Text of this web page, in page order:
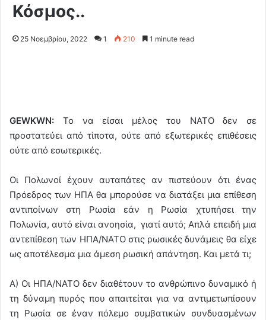
Κόσμος..
25 Νοεμβρίου, 2022 1 210 1 minute read
GEWKWN: Το να είσαι μέλος του ΝΑΤΟ δεν σε
προστατεύει από τίποτα, ούτε από εξωτερικές επιθέσεις
ούτε από εσωτερικές.
Οι Πολωνοί έχουν αυταπάτες αν πιστεύουν ότι ένας
Πρόεδρος των ΗΠΑ θα μπορούσε να διατάξει μια επίθεση
αντιποίνων στη Ρωσία εάν η Ρωσία χτυπήσει την
Πολωνία, αυτό είναι ανοησία, γιατί αυτό; Απλά επειδή μια
αντεπίθεση των ΗΠΑ/ΝΑΤΟ στις ρωσικές δυνάμεις θα είχε
ως αποτέλεσμα μια άμεση ρωσική απάντηση. Και μετά τι;
Α) Οι ΗΠΑ/ΝΑΤΟ δεν διαθέτουν το ανθρώπινο δυναμικό ή
τη δύναμη πυρός που απαιτείται για να αντιμετωπίσουν
τη Ρωσία σε έναν πόλεμο συμβατικών συνδυασμένων